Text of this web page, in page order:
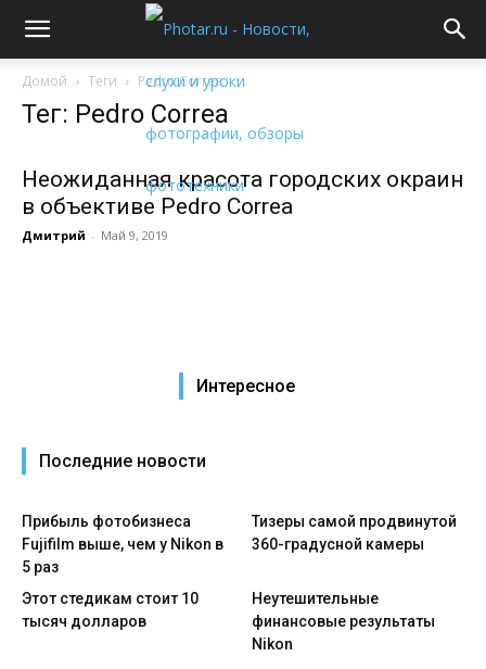
Домой Теги Pedro Correa
Тег: Pedro Correa
Неожиданная красота городских окраин
в объективе Pedro Correa
Дмитрий - Май 9, 2019
Интересное
Последние новости
Прибыль фотобизнеса
Fujifilm выше, чем у Nikon в
5 раз
Тизеры самой продвинутой
360-градусной камеры
Этот стедикам стоит 10
тысяч долларов
Неутешительные
финансовые результаты
Nikon